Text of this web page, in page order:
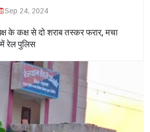
Sep 24, 2024
के कक्ष से दो शराब तस्कर फरार, मचा
रेल पुलिस